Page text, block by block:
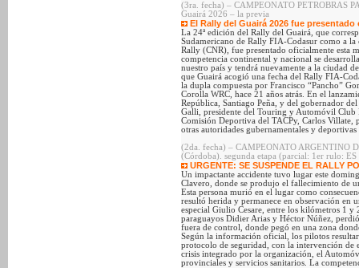
(3ra. fecha) – CAMPEONATO PETROBRAS
Guairá 2026 – la previa
El Rally del Guairá 2026 fue
La 24ª edición del Rally del Guairá, que
Sudamericano de Rally FIA-Codasur como a
Rally (CNR), fue presentado oficialmente esta
competencia continental y nacional se
nuestro país y tendrá nuevamente a la ciudad
que Guairá acogió una fecha del Rally FIA-
la dupla compuesta por Francisco “Pancho”
Corolla WRC, hace 21 años atrás. En el
República, Santiago Peña, y del gobernador
Galli, presidente del Touring y Automóvil Club
Comisión Deportiva del TACPy, Carlos Villate,
otras autoridades gubernamentales y
(2da. fecha) – CAMPEONATO ARGENTINO
(Córdoba). segunda etapa (parcial: 1er rulo: ES
URGENTE: SE SUSPENDE EL RALLY
Un impactante accidente tuvo lugar este
Clavero, donde se produjo el fallecimiento de
Esta persona murió en el lugar como
resultó herida y permanece en observación en
especial Giulio Cesare, entre los kilómetros 1
paraguayos Didier Arias y Héctor Núñez,
fuera de control, donde pegó en una zona
Según la información oficial, los pilotos
protocolo de seguridad, con la intervención
crisis integrado por la organización, el
provinciales y servicios sanitarios. La